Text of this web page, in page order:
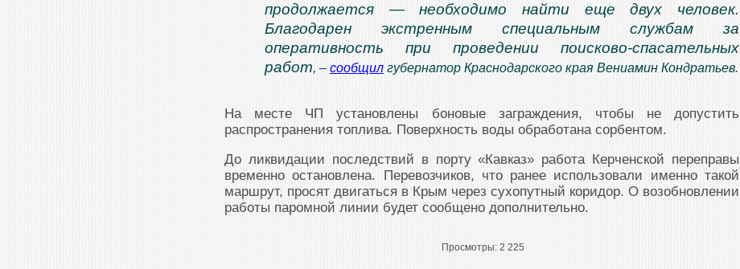
продолжается — необходимо найти еще двух человек.
Благодарен экстренным специальным службам за
оперативность при проведении поисково-спасательных
работ, – сообщил губернатор Краснодарского края Вениамин Кондратьев.
На месте ЧП установлены боновые заграждения, чтобы не допустить
распространения топлива. Поверхность воды обработана сорбентом.
До ликвидации последствий в порту «Кавказ» работа Керченской переправы
временно остановлена. Перевозчиков, что ранее использовали именно такой
маршрут, просят двигаться в Крым через сухопутный коридор. О возобновлении
работы паромной линии будет сообщено дополнительно.
Просмотры: 2 225